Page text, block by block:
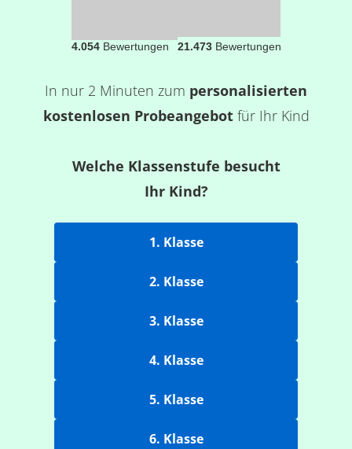
4.054Bewertungen 21.473Bewertungen
In nur 2 Minuten zum personalisierten
kostenlosen Probeangebotfür Ihr Kind
Welche Klassenstufe besucht
Ihr Kind?
1. Klasse
2. Klasse
3. Klasse
4. Klasse
5. Klasse
6. Klasse